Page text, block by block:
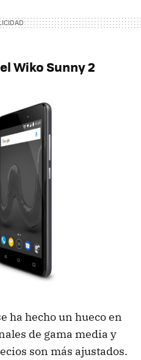
Wiko Sunny 2
ha hecho un hueco en
de gama media y
son más ajustados.